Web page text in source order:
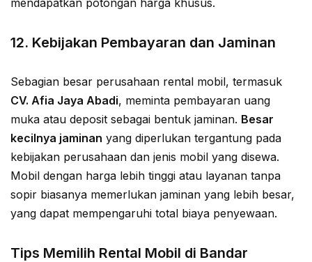
mendapatkan potongan harga khusus.
12. Kebijakan Pembayaran dan Jaminan
Sebagian besar perusahaan rental mobil, termasuk
CV. Afia Jaya Abadi, meminta pembayaran uang
muka atau deposit sebagai bentuk jaminan. Besar
kecilnya jaminan yang diperlukan tergantung pada
kebijakan perusahaan dan jenis mobil yang disewa.
Mobil dengan harga lebih tinggi atau layanan tanpa
sopir biasanya memerlukan jaminan yang lebih besar,
yang dapat mempengaruhi total biaya penyewaan.
Tips Memilih Rental Mobil di Bandar